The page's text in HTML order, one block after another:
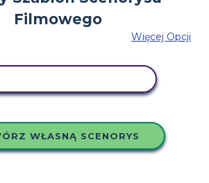
Więcej Opcji
WŁASNĄ SCENORYS